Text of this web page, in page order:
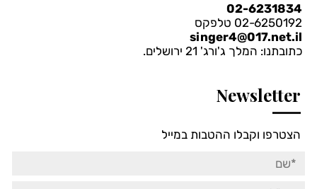
02-6231834
02-6250192 טלפקס
singer4@017.net.il
כתובתנו: המלך ג'ורג' 21 ירושלים.
Newsletter
הצטרפו וקבלו ההטבות במייל